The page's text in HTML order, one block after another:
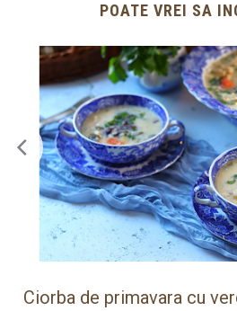
POATE VREI SA
Paine de casa rapida la